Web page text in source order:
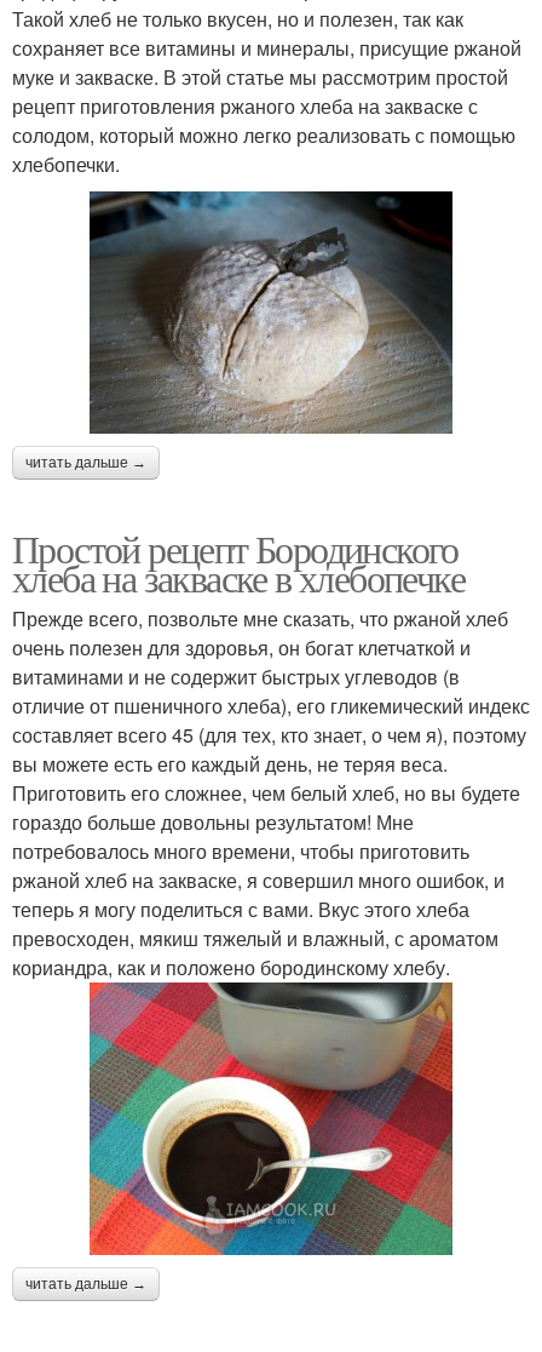
Такой хлеб не только вкусен, но и полезен, так как
сохраняет все витамины и минералы, присущие ржаной
муке и закваске. В этой статье мы рассмотрим простой
рецепт приготовления ржаного хлеба на закваске с
солодом, который можно легко реализовать с помощью
хлебопечки.
читать дальше →
Простой рецепт Бородинского
хлеба на закваске в хлебопечке
Прежде всего, позвольте мне сказать, что ржаной хлеб
очень полезен для здоровья, он богат клетчаткой и
витаминами и не содержит быстрых углеводов (в
отличие от пшеничного хлеба), его гликемический индекс
составляет всего 45 (для тех, кто знает, о чем я), поэтому
вы можете есть его каждый день, не теряя веса.
Приготовить его сложнее, чем белый хлеб, но вы будете
гораздо больше довольны результатом! Мне
потребовалось много времени, чтобы приготовить
ржаной хлеб на закваске, я совершил много ошибок, и
теперь я могу поделиться с вами. Вкус этого хлеба
превосходен, мякиш тяжелый и влажный, с ароматом
кориандра, как и положено бородинскому хлебу.
читать дальше →